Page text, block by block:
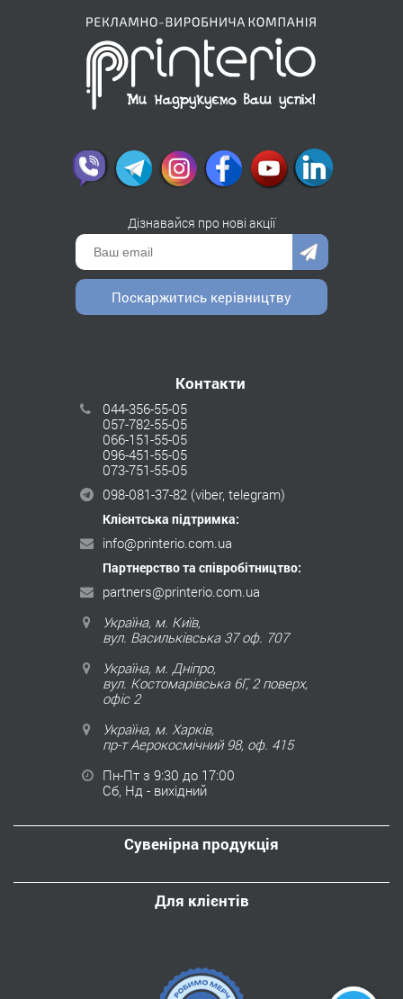
Дізнавайся про нові акції
Поскаржитись керівництву
Контакти
044-356-55-05
057-782-55-05
066-151-55-05
096-451-55-05
073-751-55-05
098-081-37-82 (viber, telegram)
Клієнтська підтримка:
info@printerio.com.ua
Партнерство та співробітництво:
partners@printerio.com.ua
Україна, м. Київ,
вул. Васильківська 37 оф. 707
Україна, м. Дніпро,
вул. Костомарівська 6Г, 2 поверх,
офіс 2
Україна, м. Харків,
пр-т Аерокосмічний 98, оф. 415
Пн-Пт з 9:30 до 17:00
Сб, Нд - вихідний
Сувенірна продукція
Для клієнтів